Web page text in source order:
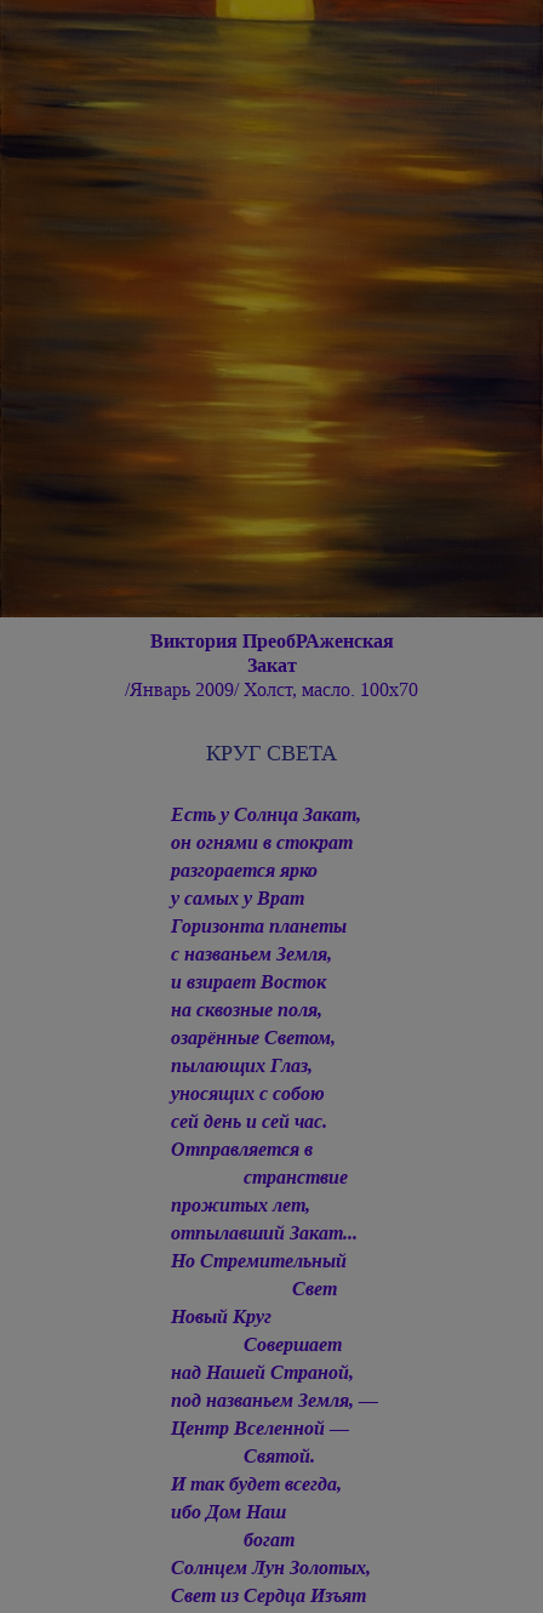
Виктория ПреобРАженская
Закат
/Январь 2009/ Холст, масло. 100х70
КРУГ СВЕТА
Есть у Солнца Закат,
он огнями в стократ
разгорается ярко
у самых у Врат
Горизонта планеты
с названьем Земля,
и взирает Восток
на сквозные поля,
озарённые Светом,
пылающих Глаз,
уносящих с собою
сей день и сей час.
Отправляется в
странствие
прожитых лет,
отпылавший Закат...
Но Стремительный
Свет
Новый Круг
Совершает
над Нашей Страной,
под названьем Земля, —
Центр Вселенной —
Святой.
И так будет всегда,
ибо Дом Наш
богат
Солнцем Лун Золотых,
Свет из Сердца Изъят